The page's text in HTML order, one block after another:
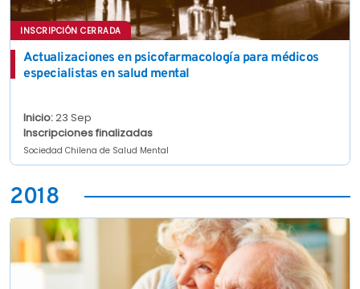
INSCRIPCIÓN CERRADA
Actualizaciones en psicofarmacología para médicos
especialistas en salud mental
Inicio:23 Sep
Inscripciones finalizadas
Sociedad Chilena de Salud Mental
2018